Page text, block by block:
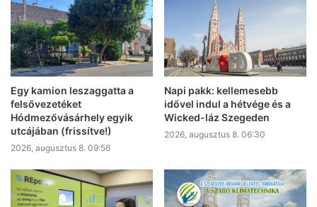
Egy kamion leszaggatta a
felsővezetéket
Hódmezővásárhely egyik
utcájában (frissítve!)
2026, augusztus 8. 09:56
Napi pakk: kellemesebb
idővel indul a hétvége és a
Wicked-láz Szegeden
2026, augusztus 8. 06:30